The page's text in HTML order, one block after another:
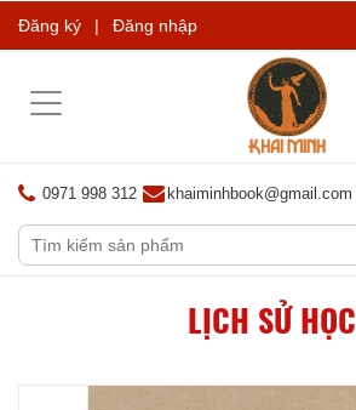
Đăng ký | Đăng nhập
Toggle
0971 998 312 khaiminhbook@gmail.com
LỊCH SỬ HỌC